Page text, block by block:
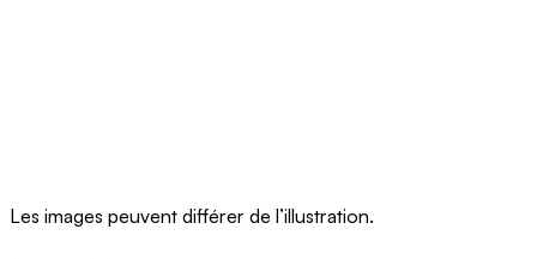
Les images peuvent différer de l’illustration.